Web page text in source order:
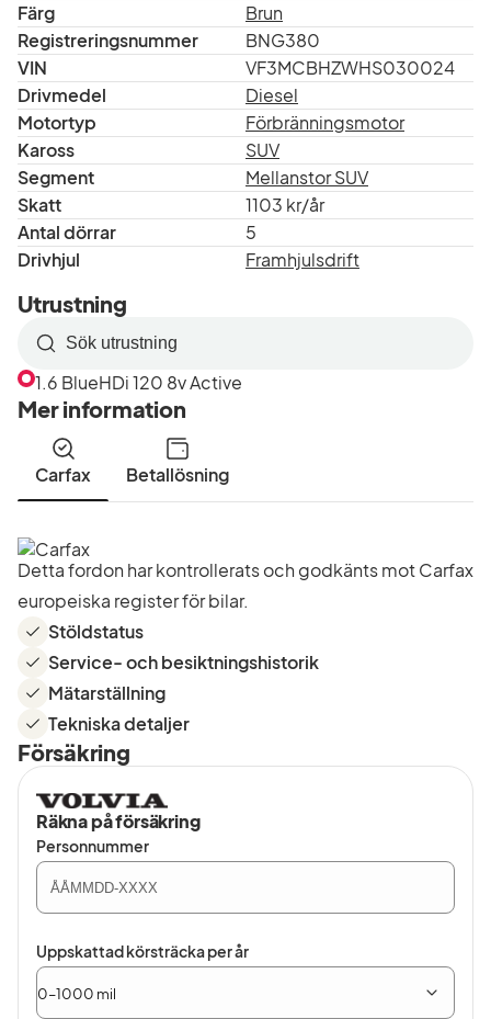
Färg
Brun
Registreringsnummer
BNG380
VIN
VF3MCBHZWHS030024
Drivmedel
Diesel
Motortyp
Förbränningsmotor
Kaross
SUV
Segment
Mellanstor SUV
Skatt
1103 kr/år
Antal dörrar
5
Drivhjul
Framhjulsdrift
Utrustning
Sök
efter
utrustning
i
listan
1.6 BlueHDi 120 8v Active
Mer information
Carfax Betallösning
Detta fordon har kontrollerats och godkänts mot Carfax
europeiska register för bilar.
Stöldstatus
Service- och besiktningshistorik
Mätarställning
Tekniska detaljer
Försäkring
Räkna på försäkring
Personnummer
Uppskattad körsträcka per år